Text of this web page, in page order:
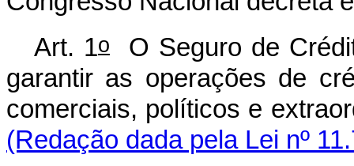
Art. 1oO Seguro de
garantir as operações de
comerciais, políticos e
(Redação dada pela Lei nº